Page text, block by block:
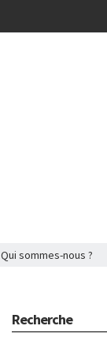
Qui sommes-nous ?
Recherche